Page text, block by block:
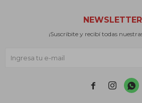
NEWSLETTER
¡Suscribite y recibí todas
  